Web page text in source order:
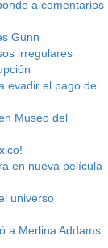
a comentarios
Gunn
irregulares
evadir el pago de
Museo del
en nueva película
universo
a Merlina Addams